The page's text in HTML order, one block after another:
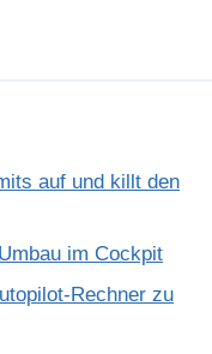
auf und killt den
im Cockpit
Rechner zu